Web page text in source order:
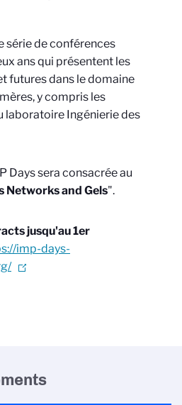
série de conférences
ans qui présentent les
futures dans le domaine
y compris les
laboratoire Ingénierie des
Days sera consacrée au
Networks and Gels".
jusqu'au 1er
imp-days-